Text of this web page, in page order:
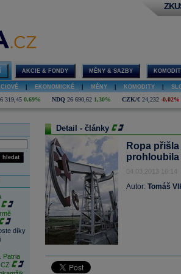
AKCIE & FONDY MĚNY & SAZBY
EKONOMICKÉ MĚNY KOMODITY
319,45 0,69% NDQ 26 690,62 1,30% CZK/€ 24,232 -0,02%
hledat
díky
Patria
Detail - články
Ropa
prohloubila
04.03.2013 16:14
Autor: Tomáš